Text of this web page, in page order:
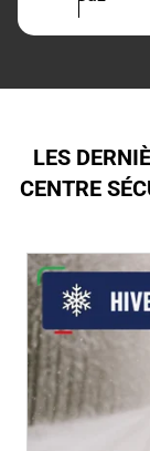
LES
CENTRE